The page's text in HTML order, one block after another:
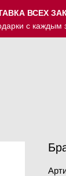
ВСЕХ
с каждым